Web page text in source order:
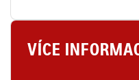
VÍCE